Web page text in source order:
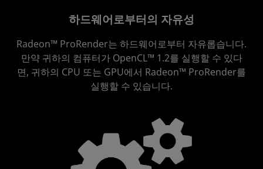
하드웨어로부터의 자유성
Radeon™ ProRender는 하드웨어로부터 자유롭습니다.
만약 귀하의 컴퓨터가 OpenCL™ 1.2를 실행할 수 있다
면, 귀하의 CPU 또는 GPU에서 Radeon™ ProRender를
실행할 수 있습니다.